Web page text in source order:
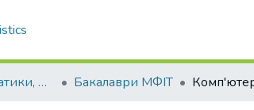
Факультет математики, фізики та інформаційних технологій Бакалаври МФІТ